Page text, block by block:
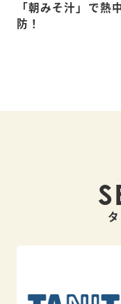
「朝みそ汁」で熱
防！